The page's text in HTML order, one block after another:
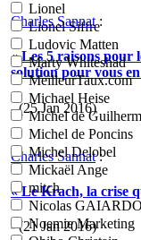
Lionel
Lionel Siffre
Ludovic Matten
Marty Whiteshad
MeilleurTaux.com
Michael Heise
Michel de
Michel de Poncins
Michel Delobel
Mickaël Ange
mitch
Nicolas GAIARDO
Noemie Marketing
Charles Sannat:
« Les 5 raisons pour
solution pour vous
- (25 Jan 2016)
Charles Sannat:
« Le Krach, la crise
- (21 Jan 2016)